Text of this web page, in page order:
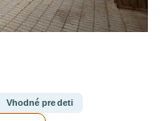
Vhodné pre deti